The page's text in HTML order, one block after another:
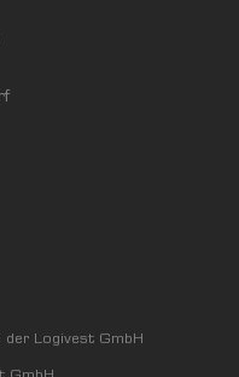
Logivest GmbH